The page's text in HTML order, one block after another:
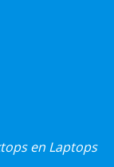
en Laptops